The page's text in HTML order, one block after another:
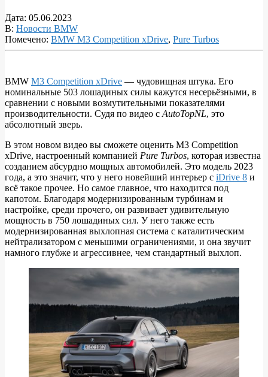
Дата: 05.06.2023
В: Новости BMW
Помечено: BMW M3 Competition xDrive, Pure Turbos
ВИДЕО:
750-
сильный
BMW
M3
Competition
xDrive
—
настоящее
животное
BMW M3 Competition xDrive — чудовищная штука. Его
номинальные 503 лошадиных силы кажутся несерьёзными, в
сравнении с новыми возмутительными показателями
производительности. Судя по видео с AutoTopNL, это
абсолютный зверь.
В этом новом видео вы сможете оценить M3 Competition
xDrive, настроенный компанией Pure Turbos, которая известна
созданием абсурдно мощных автомобилей. Это модель 2023
года, а это значит, что у него новейший интерьер с iDrive 8 и
всё такое прочее. Но самое главное, что находится под
капотом. Благодаря модернизированным турбинам и
настройке, среди прочего, он развивает удивительную
мощность в 750 лошадиных сил. У него также есть
модернизированная выхлопная система с каталитическим
нейтрализатором с меньшими ограничениями, и она звучит
намного глубже и агрессивнее, чем стандартный выхлоп.